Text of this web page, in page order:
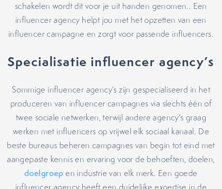
schakelen wordt dit voor je uit handen genomen.. Een
influencer agency helpt jou met het opzetten van een
influencer campagne en zorgt voor passende influencers.
Specialisatie influencer agency’s
Sommige influencer agency’s zijn gespecialiseerd in het
produceren van influencer campagnes via slechts één of
twee sociale netwerken, terwijl andere agency’s graag
werken met influencers op vrijwel elk sociaal kanaal. De
beste bureaus beheren campagnes van begin tot eind met
aangepaste kennis en ervaring voor de behoeften, doelen,
doelgroep en industrie van elk merk. Een goede